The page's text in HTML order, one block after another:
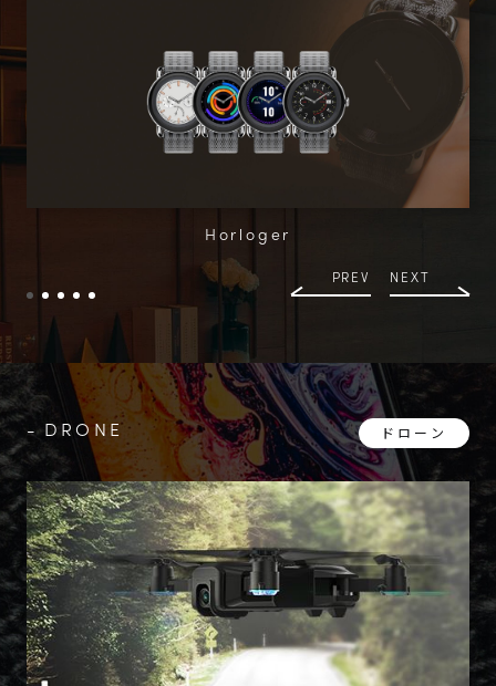
Horloger
PREV NEXT
DRONE ドローン